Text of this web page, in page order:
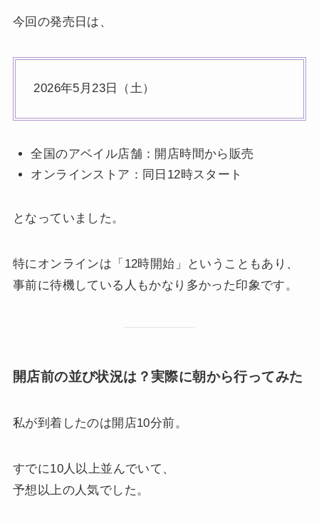
今回の発売日は、
2026年5月23日（土）
全国のアベイル店舗：開店時間から販売
オンラインストア：同日12時スタート
となっていました。
特にオンラインは「12時開始」ということもあり、
事前に待機している人もかなり多かった印象です。
開店前の並び状況は？実際に朝から行ってみた
私が到着したのは開店10分前。
すでに10人以上並んでいて、
予想以上の人気でした。